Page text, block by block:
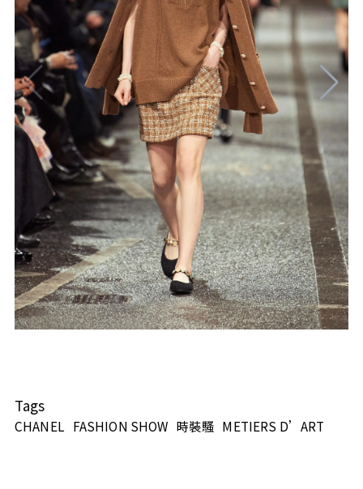
Tags
CHANEL FASHION SHOW 時裝騷 METIERS D’ART